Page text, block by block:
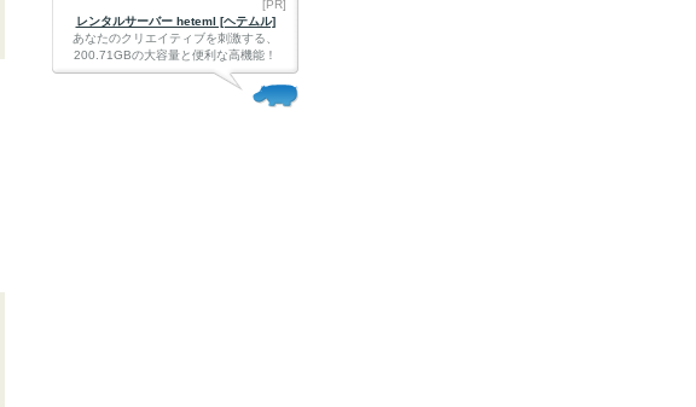
[PR]
レンタルサーバー heteml [ヘテムル]
あなたのクリエイティブを刺激する、
200.71GBの大容量と便利な高機能！